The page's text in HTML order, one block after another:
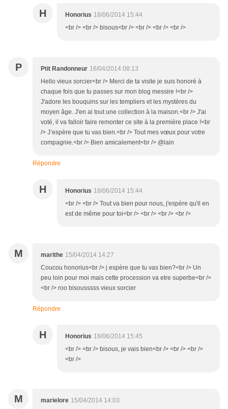
H Honorius 18/06/2014 15:44
<br /> <br /> bisous<br /> <br /> <br /> <br />
P Ptit Randonneur 16/04/2014 08:13
Hello vieux sorcier<br /> Merci de ta visite je suis honoré à
chaque fois que tu passes sur mon blog messire !<br />
J'adore les bouquins sur les templiers et les mystères du
moyen âge. J'en ai tout une collection à la maison.<br /> J'ai
voté, il va falloir faire remonter ce site à la première place !<br
/> J’espère que tu vas bien.<br /> Tout mes vœux pour votre
compagnie.<br /> Bien amicalement<br /> @lain
Répondre
H Honorius 18/06/2014 15:44
<br /> <br /> Tout va bien pour nous, j'espère qu'il en
est de même pour toi<br /> <br /> <br /> <br />
M marithe 15/04/2014 14:27
Coucou honorius<br /> j espère que tu vas bien?<br /> Un
peu loin pour moi mais cette procession va etre superbe<br />
<br /> roo bisousssss vieux sorcier
Répondre
H Honorius 18/06/2014 15:45
<br /> <br /> bisous, je vais bien<br /> <br /> <br />
<br />
M marielore 15/04/2014 14:03